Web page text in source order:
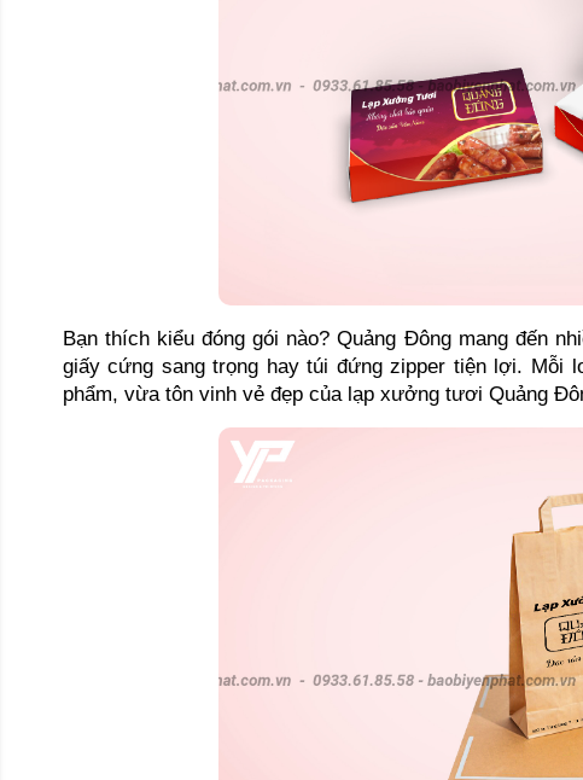
Bạn thích kiểu đóng gói nào? Quảng Đông mang đến
giấy cứng sang trọng hay túi đứng zipper tiện lợi.
phẩm, vừa tôn vinh vẻ đẹp của lạp xưởng tươi Quảng